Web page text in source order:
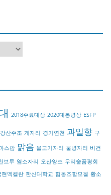
2018주료대상 2020대통령상 ESFP
강산주조 게자리 경기연천 과일향 구
스팜 맑음 물고기자리 물병자리 비건
브루 염소자리 오산양조 우리술품평회
현멕켈란 한신대학교 협동조합모월 황소